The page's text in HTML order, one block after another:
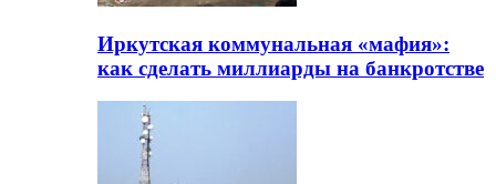
Иркутская коммунальная «мафия»:
как сделать миллиарды на банкротстве